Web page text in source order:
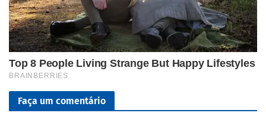
Faça um comentário